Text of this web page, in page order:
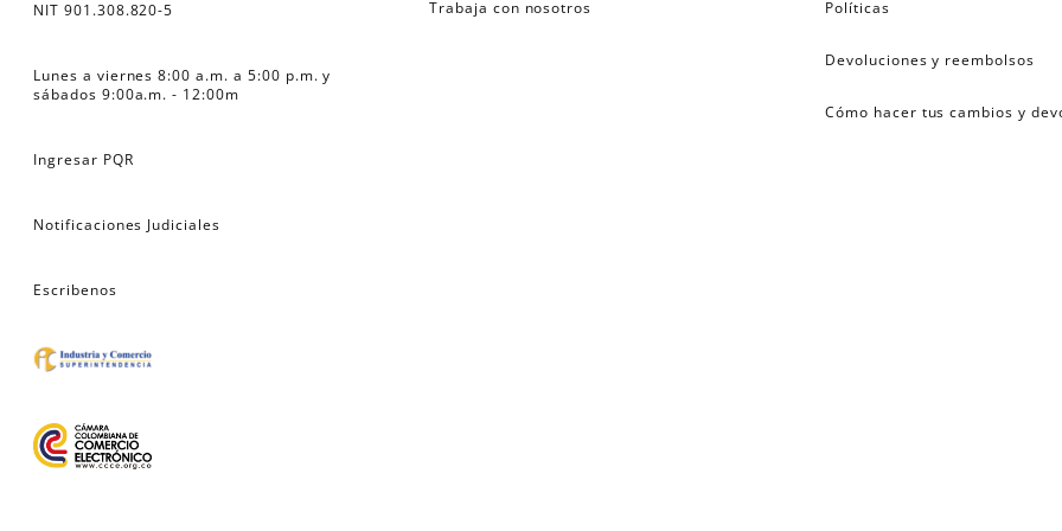
NIT 901.308.820-5
Lunes a viernes 8:00 a.m. a 5:00 p.m. y
sábados 9:00a.m. - 12:00m
Ingresar PQR
Notificaciones Judiciales
Escribenos
Trabaja con nosotros Políticas
Devoluciones y reembolsos
Cómo hacer tus cambios y